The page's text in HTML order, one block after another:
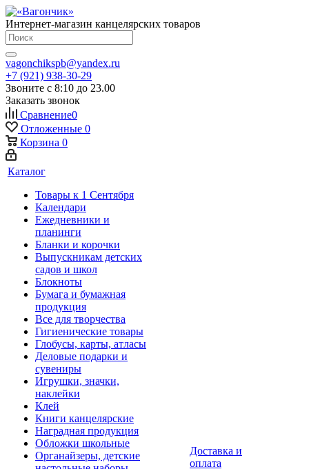
Интернет-магазин канцелярских товаров
vagonchikspb@yandex.ru
+7 (921) 938-30-29
Звоните с 8:10 до 23.00
Заказать звонок
Сравнение0
Отложенные 0
Корзина 0
Каталог
Товары к 1 Сентября
Календари
Ежедневники и
планинги
Бланки и корочки
Выпускникам детских
садов и школ
Блокноты
Бумага и бумажная
продукция
Все для творчества
Гигиенические товары
Глобусы, карты, атласы
Деловые подарки и
сувениры
Игрушки, значки,
наклейки
Клей
Книги канцелярские
Наградная продукция
Обложки школьные
Органайзеры, детские
Доставка и
оплата